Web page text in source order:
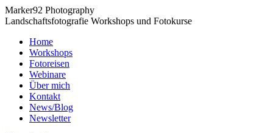
Marker92 Photography
Landschaftsfotografie Workshops und Fotokurse
Home
Workshops
Fotoreisen
Webinare
Über mich
Kontakt
News/Blog
Newsletter